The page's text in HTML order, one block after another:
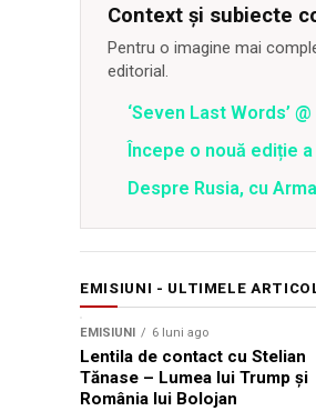
Context și subiecte
Pentru o imagine mai
editorial.
‘Seven Last Words’
Începe o nouă ediție
Despre Rusia, cu
EMISIUNI - ULTIMELE
EMISIUNI 6 luni ago
Lentila de contact cu Stelian
Tănase – Lumea lui Trump și
România lui Bolojan